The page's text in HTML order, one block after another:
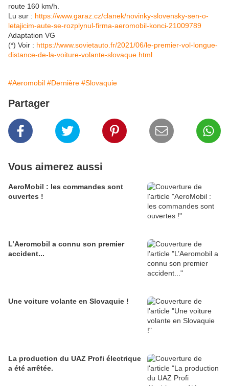
route 160 km/h.
Lu sur : https://www.garaz.cz/clanek/novinky-slovensky-sen-o-
letajicim-aute-se-rozplynul-firma-aeromobil-konci-21009789
Adaptation VG
(*) Voir : https://www.sovietauto.fr/2021/06/le-premier-vol-longue-
distance-de-la-voiture-volante-slovaque.html
#Aeromobil #Dernière #Slovaquie
Partager
Vous aimerez aussi
AeroMobil : les commandes sont
ouvertes !
L’Aeromobil a connu son premier
accident...
Une voiture volante en Slovaquie !
La production du UAZ Profi électrique
a été arrêtée.